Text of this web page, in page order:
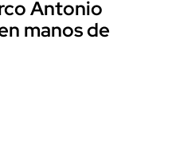
Antonio
manos de